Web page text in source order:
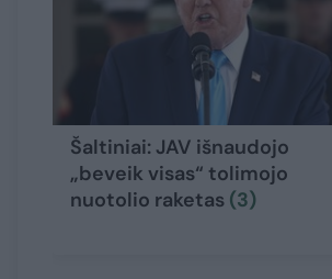
Šaltiniai: JAV išnaudojo
„beveik visas“ tolimojo
nuotolio raketas (3)